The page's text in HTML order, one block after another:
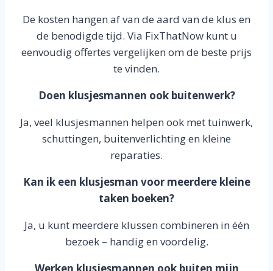
De kosten hangen af van de aard van de klus en
de benodigde tijd. Via FixThatNow kunt u
eenvoudig offertes vergelijken om de beste prijs
te vinden.
Doen klusjesmannen ook buitenwerk?
Ja, veel klusjesmannen helpen ook met tuinwerk,
schuttingen, buitenverlichting en kleine
reparaties.
Kan ik een klusjesman voor meerdere kleine
taken boeken?
Ja, u kunt meerdere klussen combineren in één
bezoek – handig en voordelig.
Werken klusjesmannen ook buiten mijn